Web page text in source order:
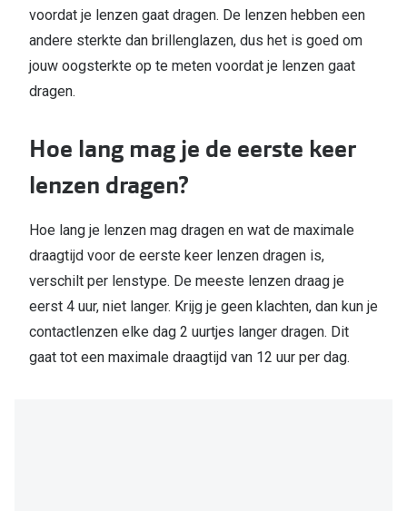
voordat je lenzen gaat dragen. De lenzen hebben een
andere sterkte dan brillenglazen, dus het is goed om
jouw oogsterkte op te meten voordat je lenzen gaat
dragen.
Hoe lang mag je de eerste keer
lenzen dragen?
Hoe lang je lenzen mag dragen en wat de maximale
draagtijd voor de eerste keer lenzen dragen is,
verschilt per lenstype. De meeste lenzen draag je
eerst 4 uur, niet langer. Krijg je geen klachten, dan kun je
contactlenzen elke dag 2 uurtjes langer dragen. Dit
gaat tot een maximale draagtijd van 12 uur per dag.